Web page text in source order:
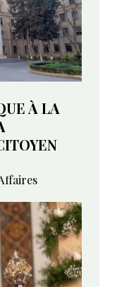
À LA